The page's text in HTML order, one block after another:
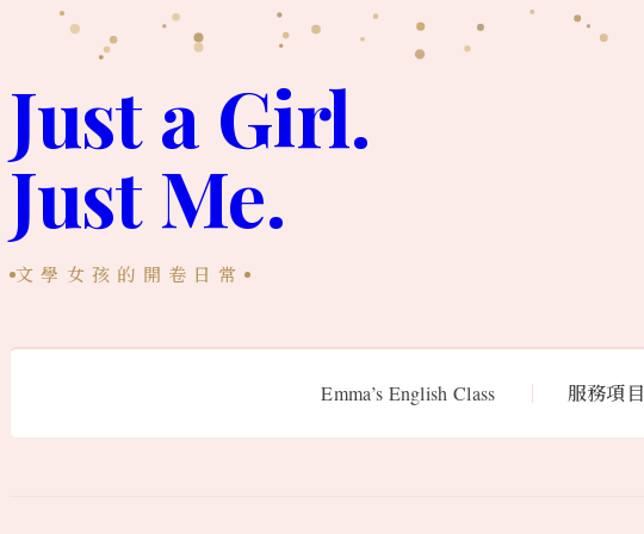
要
內
容
Just a Girl.
Just Me.
文學女孩的開卷日常
Emma’s English Class 服務項目